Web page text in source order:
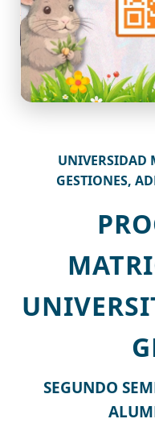
UNIVERSIDAD
GESTIONES,
SEGUNDO